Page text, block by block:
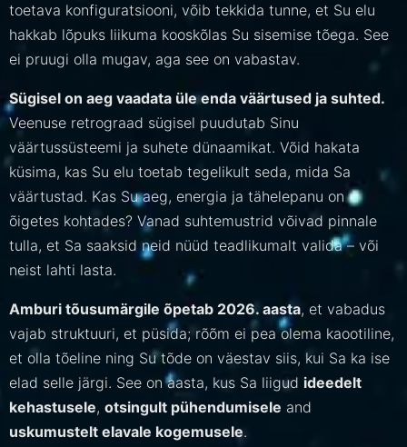
toetava konfiguratsiooni, võib tekkida tunne, et Su elu
hakkab lõpuks liikuma kooskõlas Su sisemise tõega. See
ei pruugi olla mugav, aga see on vabastav.
Sügisel on aeg vaadata üle enda väärtused ja suhted.
Veenuse retrograad sügisel puudutab Sinu
väärtussüsteemi ja suhete dünaamikat. Võid hakata
küsima, kas Su elu toetab tegelikult seda, mida Sa
väärtustad. Kas Su aeg, energia ja tähelepanu on
õigetes kohtades? Vanad suhtemustrid võivad pinnale
tulla, et Sa saaksid neid nüüd teadlikumalt valida – või
neist lahti lasta.
Amburi tõusumärgile õpetab 2026. aasta, et vabadus
vajab struktuuri, et püsida; rõõm ei pea olema kaootiline,
et olla tõeline ning Su tõde on väestav siis, kui Sa ka ise
elad selle järgi. See on aasta, kus Sa liigud ideedelt
kehastusele, otsingult pühendumisele and
uskumustelt elavale kogemusele.